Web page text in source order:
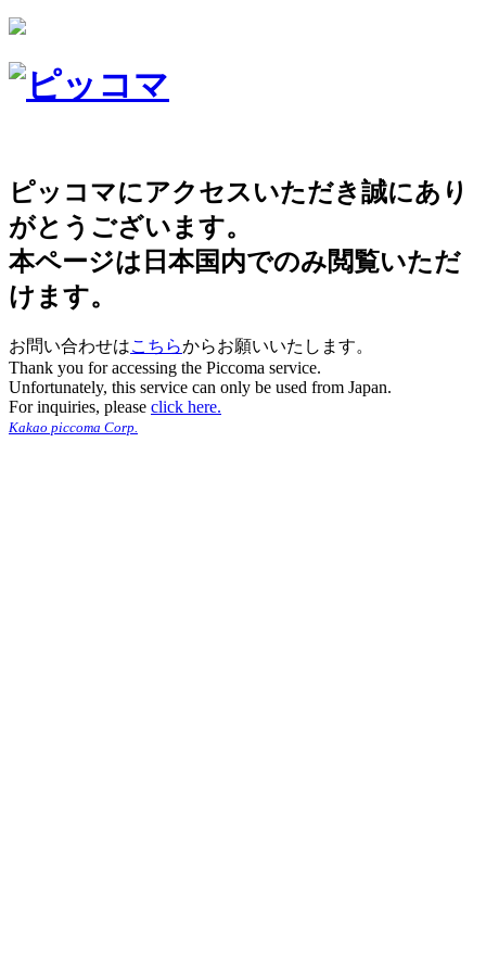
ピッコマにアクセスいただき誠にあり
がとうございます。
本ページは日本国内でのみ閲覧いただ
けます。
お問い合わせはこちらからお願いいたします。
Thank you for accessing the Piccoma service.
Unfortunately, this service can only be used from Japan.
For inquiries, please click here.
Kakao piccoma Corp.